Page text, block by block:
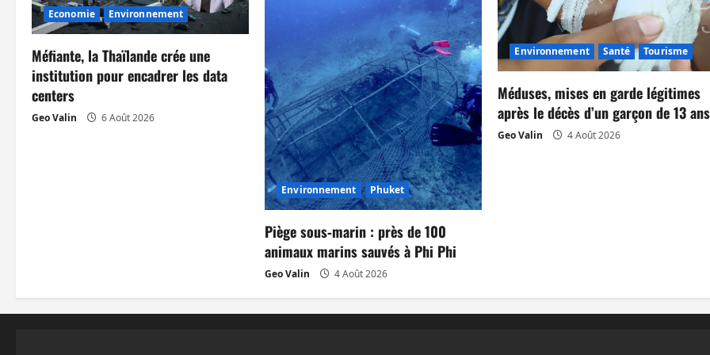
o
n
d
c
Economie Environnement
Méfiante, la Thaïlande crée une
institution pour encadrer les data
centers
Geo Valin 6 Août 2026
Environnement Phuket
Piège sous‑marin : près de 100
animaux marins sauvés à Phi Phi
Geo Valin 4 Août 2026
Environnement Santé Tourisme
Méduses, mises en garde légitimes
après le décès d’un garçon de 13 ans
Geo Valin 4 Août 2026